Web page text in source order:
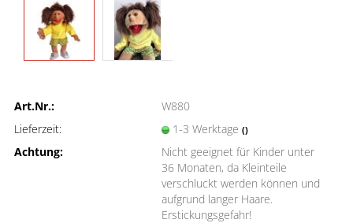
Art.Nr.:
W880
Lieferzeit:
1-3 Werktage ()
Achtung:
Nicht geeignet für Kinder unter
36 Monaten, da Kleinteile
verschluckt werden können und
aufgrund langer Haare.
Erstickungsgefahr!